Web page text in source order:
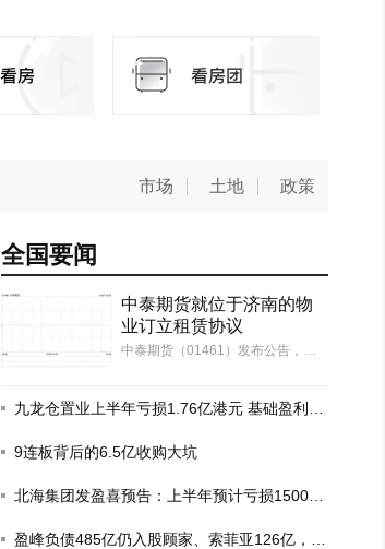
市场 土地 政策
全国要闻
中泰期货就位于济南的物
业订立租赁协议
中泰期货（01461）发布公告，于2
汇融资本（作为承租人）分别与齐
鲁中泰物业（作为出租人）订立租
由2026年10月…
九龙仓置业上半年亏损1.76亿港元 基础盈利增
9连板背后的6.5亿收购大坑
北海集团发盈喜预告：上半年预计亏损1500
盈峰负债485亿仍入股顾家、索菲亚126亿，这